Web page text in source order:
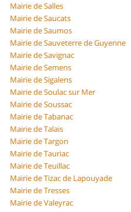
Mairie de Salles
Mairie de Saucats
Mairie de Saumos
Mairie de Sauveterre de Guyenne
Mairie de Savignac
Mairie de Semens
Mairie de Sigalens
Mairie de Soulac sur Mer
Mairie de Soussac
Mairie de Tabanac
Mairie de Talais
Mairie de Targon
Mairie de Tauriac
Mairie de Teuillac
Mairie de Tizac de Lapouyade
Mairie de Tresses
Mairie de Valeyrac